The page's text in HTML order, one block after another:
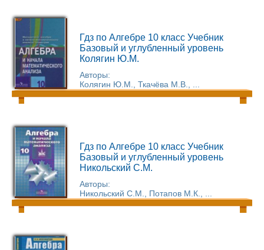
Гдз по Алгебре 10 класс Учебник
Базовый и углубленный уровень
Колягин Ю.М.
Авторы:
Колягин Ю.М., Ткачёва М.В., ...
Гдз по Алгебре 10 класс Учебник
Базовый и углубленный уровень
Никольский С.М.
Авторы:
Никольский С.М., Потапов М.К., ...